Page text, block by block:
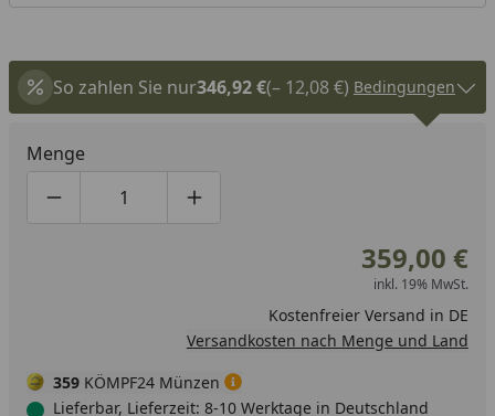
So zahlen Sie nur346,92 €(– 12,08 €) Bedingungen
Menge
Produktmenge um eins verringern
Produktmenge manuell eingeben
Produktmenge um eins erhöhen
359,00 €
inkl. 19% MwSt.
Kostenfreier Versand in DE
Versandkosten nach Menge und Land
359 KÖMPF24 Münzen
Lieferbar, Lieferzeit: 8-10 Werktage in Deutschland